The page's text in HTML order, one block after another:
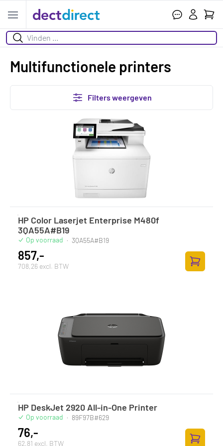
Open menu
Zoeken
Multifunctionele printers
Filters weergeven
HP Color Laserjet Enterprise M480f
3QA55A#B19
Op voorraad · 3QA55A#B19
857,-
708,26 excl. BTW
HP DeskJet 2920 All-in-One Printer
Op voorraad · 89F97B#629
76,-
62,81 excl. BTW